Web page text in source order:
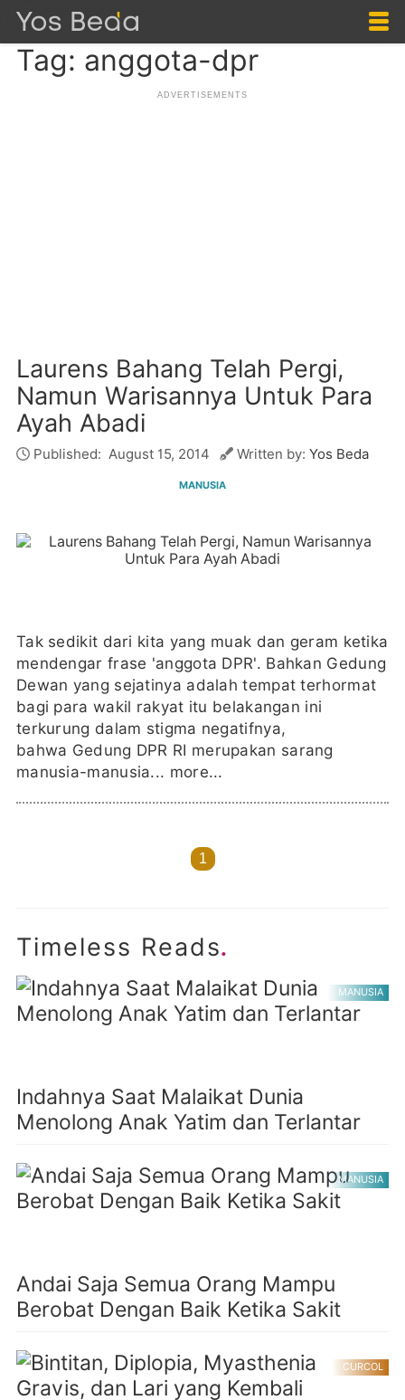
Tag: anggota-dpr
Laurens Bahang Telah Pergi,
Namun Warisannya Untuk Para
Ayah Abadi
Published: August 15, 2014 Written by: Yos Beda
MANUSIA
Tak sedikit dari kita yang muak dan geram ketika
mendengar frase 'anggota DPR'. Bahkan Gedung
Dewan yang sejatinya adalah tempat terhormat
bagi para wakil rakyat itu belakangan ini
terkurung dalam stigma negatifnya,
bahwa Gedung DPR RI merupakan sarang
manusia-manusia... more...
1
Timeless Reads.
MANUSIA
Indahnya Saat Malaikat Dunia
Menolong Anak Yatim dan Terlantar
MANUSIA
Andai Saja Semua Orang Mampu
Berobat Dengan Baik Ketika Sakit
CURCOL